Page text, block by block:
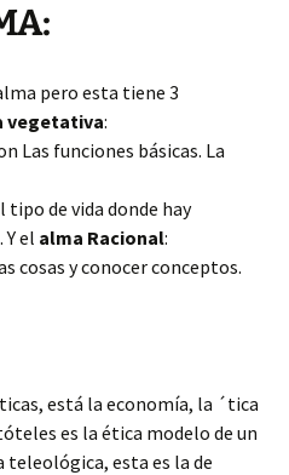
pero esta tiene 3
vegetativa:
Las funciones básicas. La
tipo de vida donde hay
el alma Racional:
cosas y conocer conceptos.
está la economía, la ´tica
es la ética modelo de un
teleológica, esta es la de